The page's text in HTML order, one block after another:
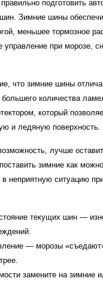
подготовить
Зимние шины
меньшее тормозное
управление при морозе,
что зимние шины
количества
который
и ледяную поверхность.
лучше
зимние как
в неприятную ситуацию
текущих шин —
— морозы
замените на зимние